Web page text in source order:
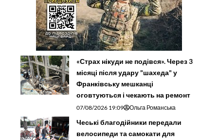
«Страх нікуди не подівся». Через 3
місяці після удару "шахеда" у
Франківську мешканці
оговтуються і чекають на ремонт
07/08/2026 19:09 Ольга Романська
Чеські благодійники передали
велосипеди та самокати для